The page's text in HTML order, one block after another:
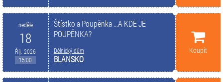
neděle
18
Říj. 2026
15:00
Štístko a Poupěnka ...A KDE JE
POUPĚNKA?
Dělnický dům
BLANSKO
Koupit